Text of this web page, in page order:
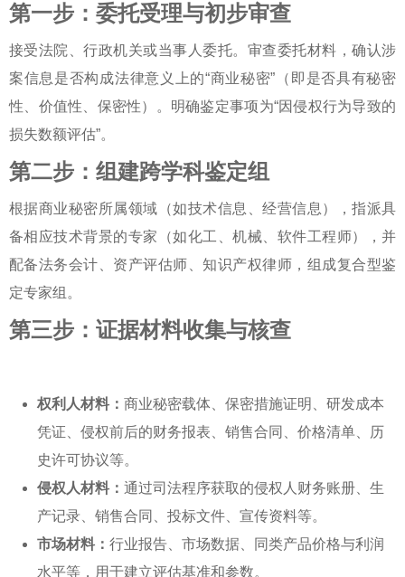
第一步：委托受理与初步审查
接受法院、行政机关或当事人委托。审查委托材料，确认涉
案信息是否构成法律意义上的“商业秘密”（即是否具有秘密
性、价值性、保密性）。明确鉴定事项为“因侵权行为导致的
损失数额评估”。
第二步：组建跨学科鉴定组
根据商业秘密所属领域（如技术信息、经营信息），指派具
备相应技术背景的专家（如化工、机械、软件工程师），并
配备法务会计、资产评估师、知识产权律师，组成复合型鉴
定专家组。
第三步：证据材料收集与核查
权利人材料：商业秘密载体、保密措施证明、研发成本
凭证、侵权前后的财务报表、销售合同、价格清单、历
史许可协议等。
侵权人材料：通过司法程序获取的侵权人财务账册、生
产记录、销售合同、投标文件、宣传资料等。
市场材料：行业报告、市场数据、同类产品价格与利润
水平等，用于建立评估基准和参数。